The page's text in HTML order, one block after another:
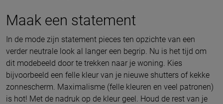
Maak een statement
In de mode zijn statement pieces ten opzichte van een
verder neutrale look al langer een begrip. Nu is het tijd om
dit modebeeld door te trekken naar je woning. Kies
bijvoorbeeld een felle kleur van je nieuwe shutters of kekke
zonnescherm. Maximalisme (felle kleuren en veel patronen)
is hot! Met de nadruk op de kleur geel. Houd de rest van je